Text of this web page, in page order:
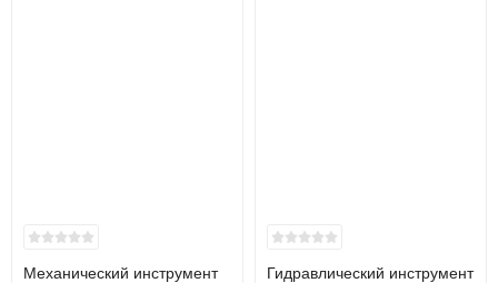
Механический инструмент
Гидравлический инструмент